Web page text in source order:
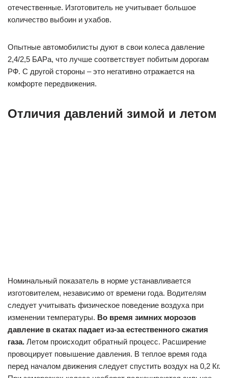
отечественные. Изготовитель не учитывает большое
количество выбоин и ухабов.
Опытные автомобилисты дуют в свои колеса давление
2,4/2,5 БАРа, что лучше соответствует побитым дорогам
РФ. С другой стороны – это негативно отражается на
комфорте передвижения.
Отличия давлений зимой и летом
Номинальный показатель в норме устанавливается
изготовителем, независимо от времени года. Водителям
следует учитывать физическое поведение воздуха при
изменении температуры. Во время зимних морозов
давление в скатах падает из-за естественного сжатия
газа. Летом происходит обратный процесс. Расширение
провоцирует повышение давления. В теплое время года
перед началом движения следует спустить воздух на 0,2 Кг.